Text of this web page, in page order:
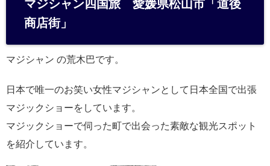
n
マジシャン四国旅 愛媛県松山市「道後
商店街」
マジシャン の荒木巴です。
日本で唯一のお笑い女性マジシャンとして日本全国で出張
マジックショーをしています。
マジックショーで伺った町で出会った素敵な観光スポット
を紹介しています。